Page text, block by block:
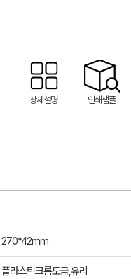
상세설명 인쇄샘플
270*42mm
플라스틱크롬도금,유리